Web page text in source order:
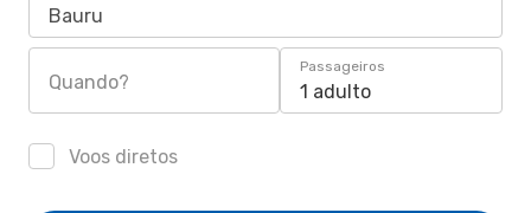
Bauru
Quando?
Passageiros
1 adulto
Voos diretos